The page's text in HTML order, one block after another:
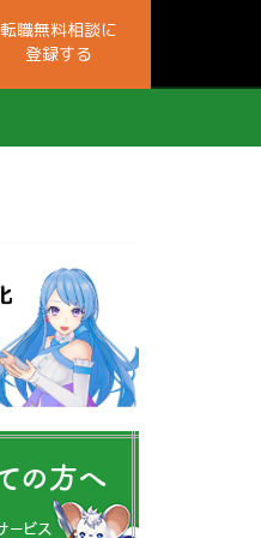
転職無料相談に
登録する